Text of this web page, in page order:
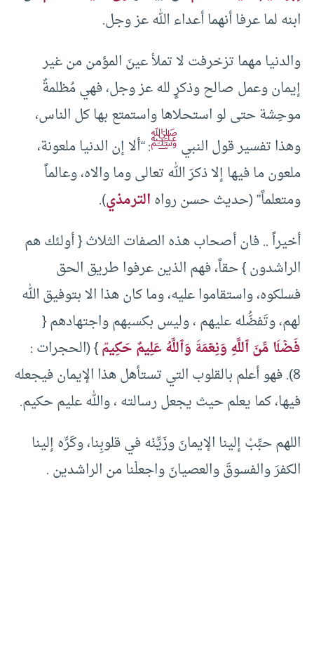
ابنه لما عرفا أنهما أعداء الله عز وجل.
والدنيا مهما تزخرفت لا تملأ عينَ المؤمن من غير
إيمان وعمل صالح وذكرٍ لله عز وجل، فهي مُظلمةٌ
موحِشة حتى لو استحلاها واستمتع بها كل الناس،
وهذا تفسير قول النبيﷺ:
“ألا إن الدنيا ملعونة،
ملعون ما فيها إلا ذكرَ الله تعالى وما والاه، وعالماً
ومتعلماً” (حديث حسن رواهالترمذي).
أخيراً .. فان أصحاب هذه الصفات الثلاث { أولئك هم
الراشدون } حقاً، فهم الذين عرفوا طريق الحق
فسلكوه، واستقاموا عليه، وما كان هذا الا بتوفيق الله
لهم، وتَفضُّله عليهم ، وليس بكسبهم واجتهادهم {
فَضۡلࣰا مِّنَ ٱللَّهِ وَنِعۡمَةࣰ وَٱللَّهُ عَلِیمٌ حَكِیمࣱ} (الحجرات :
8). فهو أعلم بالقلوب التي تستأهل هذا الإيمان فيجعله
فيها، كما يعلم حيث يجعل رسالته ، والله عليم حكيم.
اللهم حبِّبْ إلينا الإيمانَ وزَيِّنْه في قلوبِنا، وكَرِّه إلينا
الكفرَ والفسوقَ والعصيانَ واجعلْنا من الراشدين .